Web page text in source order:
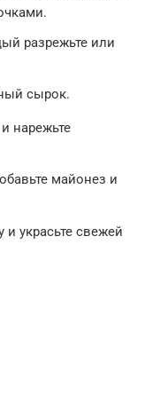
разрежьте или
сырок.
нарежьте
майонез и
и украсьте свежей